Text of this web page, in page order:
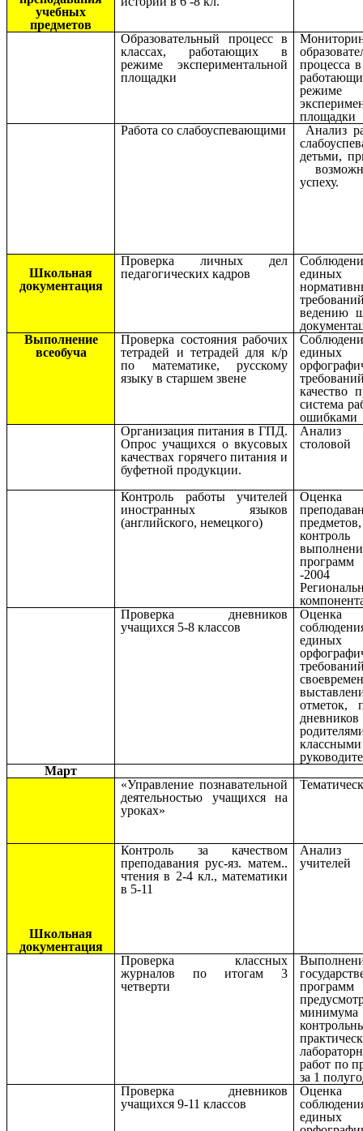
учебных
предметов
Образовательный процесс в
классах, работающих в
режиме экспериментальной
площадки
процесса
режиме
площадки
Работа со слабоуспевающими
Анализ
детьми,
успеху.
Школьная
документация
Проверка личных дел
педагогических кадров
единых
ведению
Выполнение
всеобуча
Проверка состояния рабочих
тетрадей и тетрадей для к/р
по математике, русскому
языку в старшем звене
единых
качество
система
ошибками
Организация питания в ГПД.
Опрос учащихся о вкусовых
качествах горячего питания и
буфетной продукции.
Анализ
Контроль работы учителей
иностранных языков
(английского, немецкого)
Оценка
предметов,
-
Проверка дневников
учащихся 5-8 классов
Оценка
единых
отметок,
дневников
классными
Март
«Управление познавательной
деятельностью учащихся на
уроках»
Школьная
документация
Контроль за качеством
преподавания рус-яз. матем..
чтения в 2-4 кл., математики
в 5-11
Анализ
учителей
Проверка классных
журналов по итогам 3
четверти
минимума
работ по
за 1
Проверка дневников
учащихся 9-11 классов
Оценка
единых